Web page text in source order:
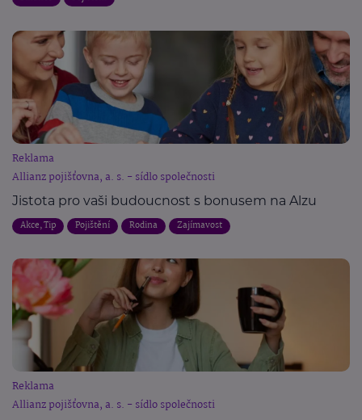
Reklama
Allianz pojišťovna, a. s. - sídlo společnosti
Jistota pro vaši budoucnost s bonusem na Alzu
Akce, Tip Pojištění Rodina Zajímavost
Reklama
Allianz pojišťovna, a. s. - sídlo společnosti